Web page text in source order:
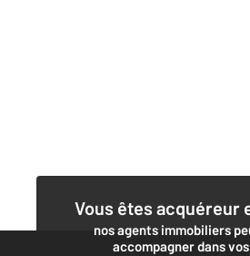
Vous êtes acquéreur
nos agents immobiliers
accompagner dans